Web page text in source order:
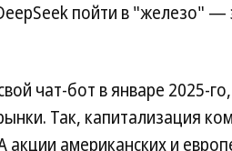
пойти в "железо" —
чат-бот в январе 2025-
Так, капитализация
акции американских и